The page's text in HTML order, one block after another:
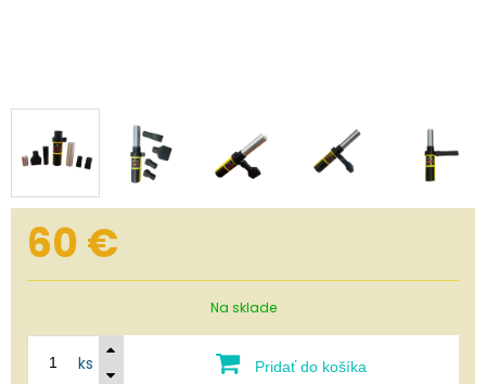
60€
Na sklade
ks Pridať do košíka